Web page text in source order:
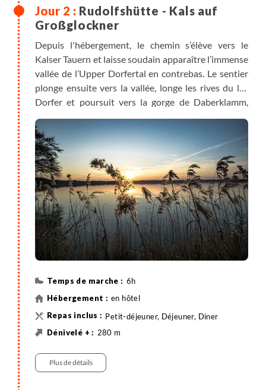
Rudolfshütte - Kals auf
Großglockner
Depuis l'hébergement, le chemin s’élève vers le
Kalser Tauern et laisse soudain apparaître l’immense
vallée de l’Upper Dorfertal en contrebas. Le sentier
plonge ensuite vers la vallée, longe les rives du lac
Dorfer et poursuit vers la gorge de Daberklamm,
avant d’achever l’étape dans le village de Kals am
Großglockner. Nuit en hôtel, en chambre de deux ou
trois.
6h
en hôtel
Petit-déjeuner, Déjeuner, Diner
280 m
Randonnée
Plus de détails